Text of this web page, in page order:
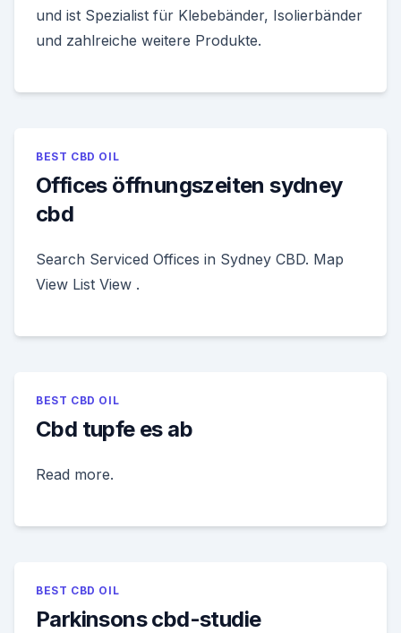
und ist Spezialist für Klebebänder, Isolierbänder
und zahlreiche weitere Produkte.
BEST CBD OIL
Offices öffnungszeiten sydney
cbd
Search Serviced Offices in Sydney CBD. Map
View List View .
BEST CBD OIL
Cbd tupfe es ab
Read more.
BEST CBD OIL
Parkinsons cbd-studie